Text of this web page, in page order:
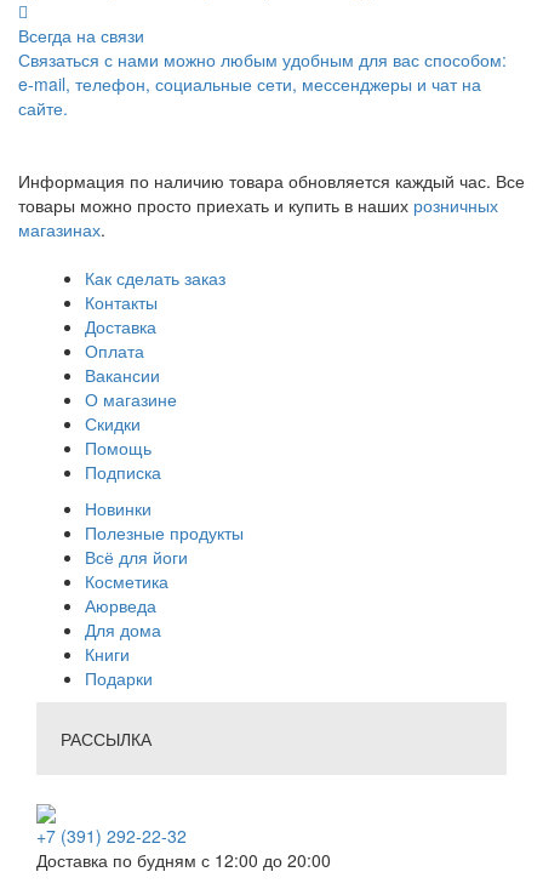
Всегда на связи
Связаться с нами можно любым удобным для вас способом:
e-mail, телефон, социальные сети, мессенджеры и чат на
сайте.
Информация по наличию товара обновляется каждый час. Все
товары можно просто приехать и купить в наших розничных
магазинах.
Как сделать заказ
Контакты
Доставка
Оплата
Вакансии
О магазине
Скидки
Помощь
Подписка
Новинки
Полезные продукты
Всё для йоги
Косметика
Аюрведа
Для дома
Книги
Подарки
РАССЫЛКА
+7 (391) 292-22-32
Доставка по будням с 12:00 до 20:00